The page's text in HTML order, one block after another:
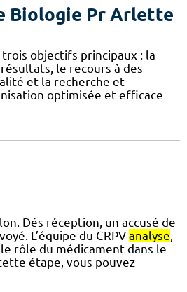
Biologie Pr Arlette
objectifs principaux : la
le recours à des
et la recherche et
optimisée et efficace
Dés réception, un accusé de
L’équipe du CRPV analyse
rôle du médicament dans le
étape, vous pouvez